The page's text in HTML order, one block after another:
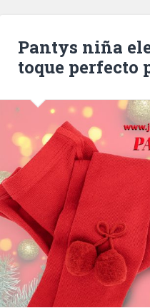
Pantys niña
toque perfecto